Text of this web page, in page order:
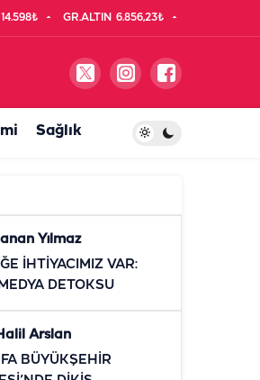
14.598₺ GR.ALTIN 6.856,23₺
Sağlık
Yılmaz
İHTİYACIMIZ VAR:
DETOKSU
Arslan
BÜYÜKŞEHİR